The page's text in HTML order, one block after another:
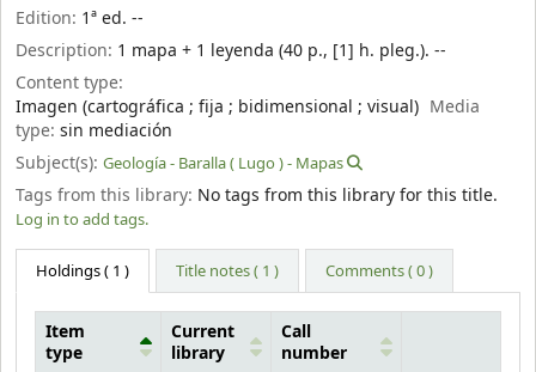
Edition: 1ª ed. --
Description: 1 mapa + 1 leyenda (40 p., [1] h. pleg.). --
Content type:
Imagen (cartográfica ; fija ; bidimensional ; visual) Media
type: sin mediación
Subject(s): Geología - Baralla ( Lugo ) - Mapas
Tags from this library: No tags from this library for this title.
Log in to add tags.
Holdings( 1 ) Title notes ( 1 ) Comments ( 0 )
Item
type
Current
library
Call
number